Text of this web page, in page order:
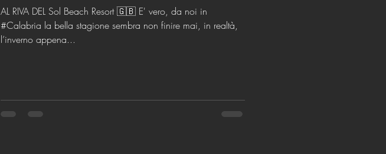
AL RIVA DEL Sol Beach Resort 🇬🇧 E' vero, da noi in
#Calabria la bella stagione sembra non finire mai, in realtà,
l’inverno appena...